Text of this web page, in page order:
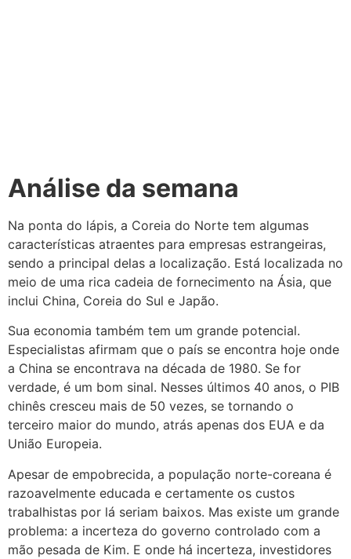
Análise da semana
Na ponta do lápis, a Coreia do Norte tem algumas
características atraentes para empresas estrangeiras,
sendo a principal delas a localização. Está localizada no
meio de uma rica cadeia de fornecimento na Ásia, que
inclui China, Coreia do Sul e Japão.
Sua economia também tem um grande potencial.
Especialistas afirmam que o país se encontra hoje onde
a China se encontrava na década de 1980. Se for
verdade, é um bom sinal. Nesses últimos 40 anos, o PIB
chinês cresceu mais de 50 vezes, se tornando o
terceiro maior do mundo, atrás apenas dos EUA e da
União Europeia.
Apesar de empobrecida, a população norte-coreana é
razoavelmente educada e certamente os custos
trabalhistas por lá seriam baixos. Mas existe um grande
problema: a incerteza do governo controlado com a
mão pesada de Kim. E onde há incerteza, investidores